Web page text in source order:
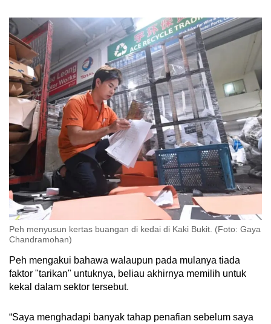
Peh menyusun kertas buangan di kedai di Kaki Bukit. (Foto: Gaya
Chandramohan)
Peh mengakui bahawa walaupun pada mulanya tiada
faktor "tarikan" untuknya, beliau akhirnya memilih untuk
kekal dalam sektor tersebut.
“Saya menghadapi banyak tahap penafian sebelum saya